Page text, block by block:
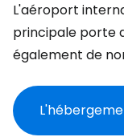
L'aéroport
principale porte
également de